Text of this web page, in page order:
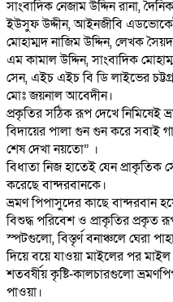
সাংবাদিক নেজাম উদ্দিন রানা,
ইউসুফ উদ্দীন, আইনজীবি
মোহাম্মদ নাজিম উদ্দিন, লেখক
এম কামাল উদ্দিন, সাংবাদিক
সেন, এইচ এইচ বি ডি লাইভের
মোঃ জয়নাল আবেদীন।
প্রকৃতির সঠিক রূপ দেখে নিমিষেই
বিদায়ের পালা গুন গুন করে সবাই
শেষ দেখা নয়তো” ।
বিধাতা নিজ হাতেই যেন প্রাকৃতিক
করেছে বান্দরবানকে।
ভ্রমণ পিপাসুদের কাছে বান্দরবান
বিশুদ্ধ পরিবেশ ও প্রাকৃতির প্রকৃত
স্পটগুলো, বিস্তৃর্ণ বনাঞ্চলে ঘেরা
দিয়ে বয়ে যাওয়া মাইলের পর
শতবর্ষীয় কৃষ্টি-কালচারগুলো
পাওয়া।